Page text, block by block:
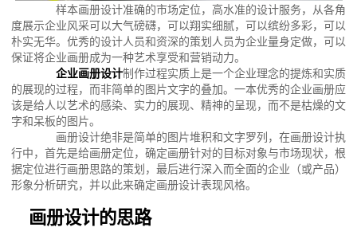
样本画册设计准确的市场定位，高水准的设计服务，从各角
度展示企业风采可以大气磅礴，可以翔实细腻，可以缤纷多彩，可以
朴实无华。优秀的设计人员和资深的策划人员为企业量身定做，可以
保证将企业画册成为一种艺术享受和营销动力。
企业画册设计制作过程实质上是一个企业理念的提炼和实质
的展现的过程，而非简单的图片文字的叠加。一本优秀的企业画册应
该是给人以艺术的感染、实力的展现、精神的呈现，而不是枯燥的文
字和呆板的图片。
画册设计绝非是简单的图片堆积和文字罗列，在画册设计执
行中，首先是给画册定位，确定画册针对的目标对象与市场现状，根
据定位进行画册思路的策划，最后进行深入而全面的企业（或产品）
形象分析研究，并以此来确定画册设计表现风格。
画册设计的思路